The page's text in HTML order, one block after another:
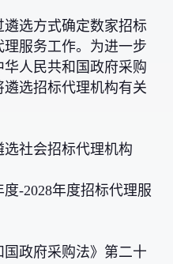
选方式确定数家招标
服务工作。为进一步
人民共和国政府采购
选招标代理机构有关
社会招标代理机构
-2028年度招标代理服
国政府采购法》第二十